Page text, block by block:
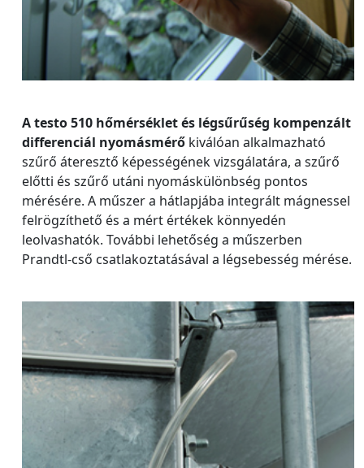
A testo 510 hőmérséklet és légsűrűség kompenzált
differenciál nyomásmérő kiválóan alkalmazható
szűrő áteresztő képességének vizsgálatára, a szűrő
előtti és szűrő utáni nyomáskülönbség pontos
mérésére. A műszer a hátlapjába integrált mágnessel
felrögzíthető és a mért értékek könnyedén
leolvashatók. További lehetőség a műszerben
Prandtl-cső csatlakoztatásával a légsebesség mérése.